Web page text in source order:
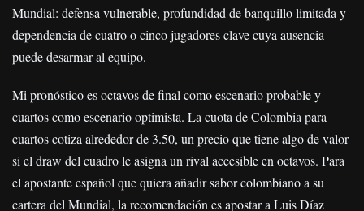
Mundial: defensa vulnerable, profundidad de banquillo limitada y
dependencia de cuatro o cinco jugadores clave cuya ausencia
puede desarmar al equipo.
Mi pronóstico es octavos de final como escenario probable y
cuartos como escenario optimista. La cuota de Colombia para
cuartos cotiza alrededor de 3.50, un precio que tiene algo de valor
si el draw del cuadro le asigna un rival accesible en octavos. Para
el apostante español que quiera añadir sabor colombiano a su
cartera del Mundial, la recomendación es apostar a Luis Díaz